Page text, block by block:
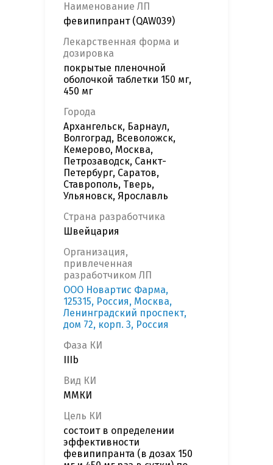
Наименование ЛП
февипипрант (QAW039)
Лекарственная форма и
дозировка
покрытые пленочной
оболочкой таблетки 150 мг,
450 мг
Города
Архангельск, Барнаул,
Волгоград, Всеволожск,
Кемерово, Москва,
Петрозаводск, Санкт-
Петербург, Саратов,
Ставрополь, Тверь,
Ульяновск, Ярославль
Страна разработчика
Швейцария
Организация,
привлеченная
разработчиком ЛП
OOO Новартис Фарма,
125315, Россия, Москва,
Ленинградский проспект,
дом 72, корп. 3, Россия
Фаза КИ
IIIb
Вид КИ
ММКИ
Цель КИ
состоит в определении
эффективности
февипипранта (в дозах 150